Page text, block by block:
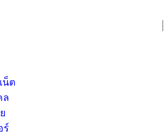
น็ต
ล
ร์